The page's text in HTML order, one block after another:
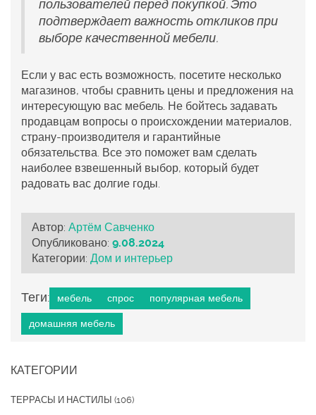
пользователей перед покупкой. Это
подтверждает важность откликов при
выборе качественной мебели.
Если у вас есть возможность, посетите несколько
магазинов, чтобы сравнить цены и предложения на
интересующую вас мебель. Не бойтесь задавать
продавцам вопросы о происхождении материалов,
страну-производителя и гарантийные
обязательства. Все это поможет вам сделать
наиболее взвешенный выбор, который будет
радовать вас долгие годы.
Автор: Артём Савченко
Опубликовано: 9.08.2024
Категории: Дом и интерьер
Теги: мебель спрос популярная мебель
домашняя мебель
КАТЕГОРИИ
ТЕРРАСЫ И НАСТИЛЫ (106)